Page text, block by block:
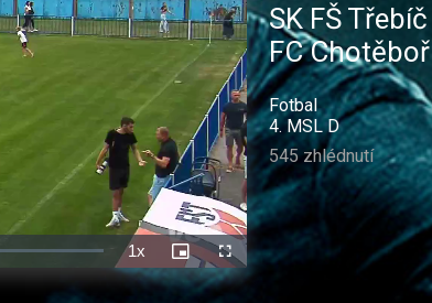
1xRychlost
přehrávání
Picture-
in-
Picture
Celá
obrazovka
SK FŠ Třebíč
FC Chotěboř
Fotbal
4. MSL D
545 zhlédnutí